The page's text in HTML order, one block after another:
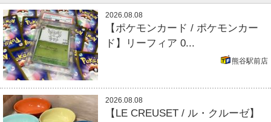
2026.08.08
【ポケモンカード / ポケモンカー
ド】リーフィア 0...
熊谷駅前店
2026.08.08
【LE CREUSET / ル・クルーゼ】